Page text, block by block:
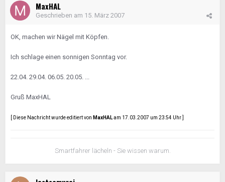
MaxHAL
Geschrieben am 15. März 2007
OK, machen wir Nägel mit Köpfen.
Ich schlage einen sonnigen Sonntag vor.
22.04. 29.04. 06.05. 20.05. ...
Gruß MaxHAL
[ Diese Nachricht wurde editiert von MaxHALam 17.03.2007 um 23:54 Uhr ]
Smartfahrer lächeln - Sie wissen warum.